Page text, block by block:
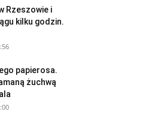
Rzeszowie i
kilku godzin.
papierosa.
żuchwą